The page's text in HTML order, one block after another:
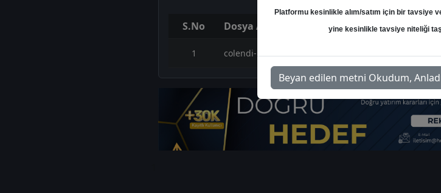
S.No Dosya Adı
1 colendi-haftalik-model-portfoy-402789
Platformu kesinlikle alım/satım için bir tavsiye
yine kesinlikle tavsiye niteliği